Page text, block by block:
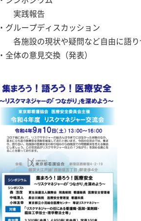
実践報告
・グループディスカッション
各施設の現状や疑問など自由に語り
・全体の意見交換（発表）